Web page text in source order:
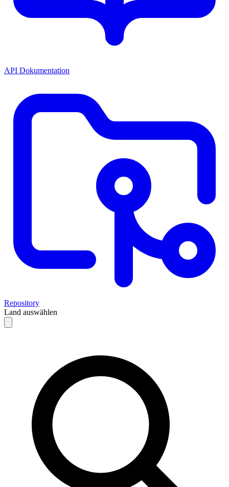
API Dokumentation
Repository
Land auswählen